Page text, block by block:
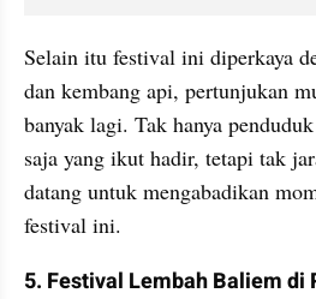
Selain itu festival ini diperkaya
dan kembang api, pertunjukan
banyak lagi. Tak hanya
saja yang ikut hadir, tetapi tak
datang untuk mengabadikan
festival ini.
5. Festival Lembah Baliem di